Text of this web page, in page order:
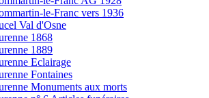
le-Franc vers 1936
Val d'Osne
1868
1889
Eclairage
Fontaines
Monuments aux morts